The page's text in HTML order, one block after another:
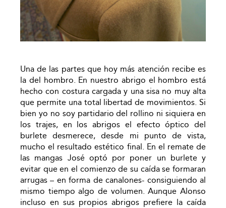
Una de las partes que hoy más atención recibe es
la del hombro. En nuestro abrigo el hombro está
hecho con costura cargada y una sisa no muy alta
que permite una total libertad de movimientos. Si
bien yo no soy partidario del rollino ni siquiera en
los trajes, en los abrigos el efecto óptico del
burlete desmerece, desde mi punto de vista,
mucho el resultado estético final. En el remate de
las mangas José optó por poner un burlete y
evitar que en el comienzo de su caída se formaran
arrugas – en forma de canalones- consiguiendo al
mismo tiempo algo de volumen. Aunque Alonso
incluso en sus propios abrigos prefiere la caída